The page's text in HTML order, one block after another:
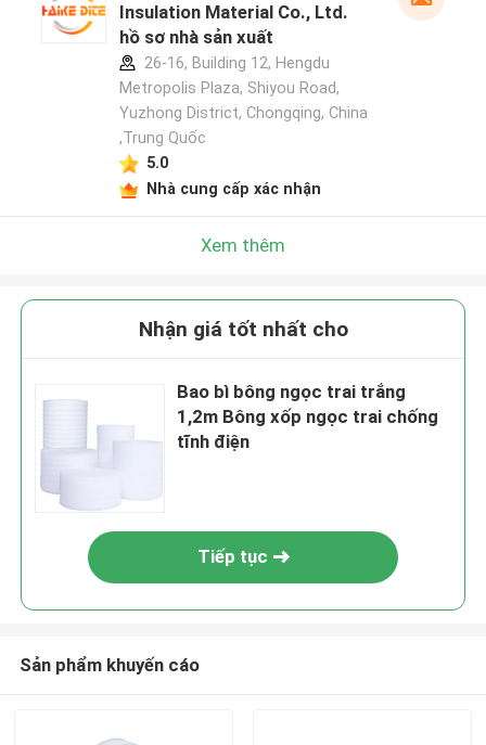
Insulation Material Co., Ltd.
hồ sơ nhà sản xuất
26-16, Building 12, Hengdu
Metropolis Plaza, Shiyou Road,
Yuzhong District, Chongqing, China
,Trung Quốc
5.0
Nhà cung cấp xác nhận
Xem thêm
Nhận giá tốt nhất cho
Bao bì bông ngọc trai trắng
1,2m Bông xốp ngọc trai chống
tĩnh điện
Tiếp tục
Sản phẩm khuyến cáo